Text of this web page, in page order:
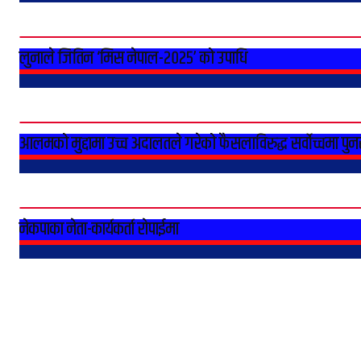
लुनाले जितिन ‘मिस नेपाल-२०२५’ को उपाधि
आलमको मुद्दामा उच्च अदालतले गरेको फैसलाविरुद्ध सर्वोच्चमा
नेकपाका नेता-कार्यकर्ता राेपाईमा